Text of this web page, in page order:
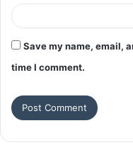
Save my name, email,
time I comment.